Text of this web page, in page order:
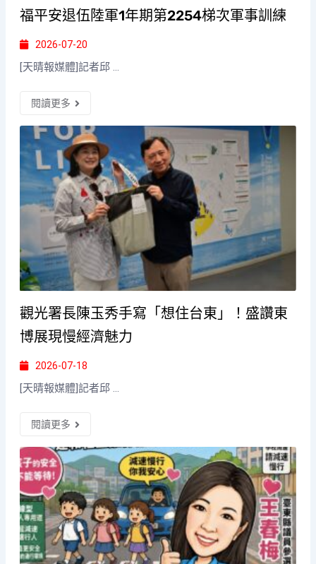
福平安退伍陸軍1年期第2254梯次軍事訓練
2026-07-20
[天晴報媒體]記者邱 ...
閱讀更多
觀光署長陳玉秀手寫「想住台東」！盛讚東
博展現慢經濟魅力
2026-07-18
[天晴報媒體]記者邱 ...
閱讀更多